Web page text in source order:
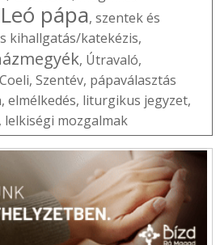
pápa, szentek és
kihallgatás/katekézis,
, Útravaló,
, Szentév, pápaválasztás
, elmélkedés, liturgikus jegyzet,
lelkiségi mozgalmak